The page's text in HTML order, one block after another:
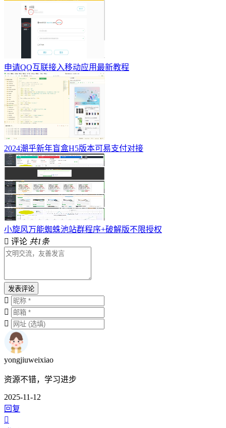
申请QQ互联接入移动应用最新教程
2024潮乎新年盲盒H5版本可易支付对接
小旋风万能蜘蛛池站群程序+破解版不限授权
评论 共1条
发表评论
yongjiuweixiao
资源不错，学习进步
2025-11-12
回复